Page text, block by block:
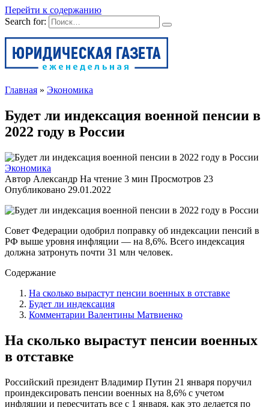
Перейти к содержанию
Search for:
Главная » Экономика
Будет ли индексация военной пенсии в
2022 году в России
Экономика
Автор Александр На чтение 3 мин Просмотров 23
Опубликовано 29.01.2022
Совет Федерации одобрил поправку об индексации пенсий в
РФ выше уровня инфляции — на 8,6%. Всего индексация
должна затронуть почти 31 млн человек.
Содержание
На сколько вырастут пенсии военных в отставке
Будет ли индексация
Комментарии Валентины Матвиенко
На сколько вырастут пенсии военных
в отставке
Российский президент Владимир Путин 21 января поручил
проиндексировать пенсии военных на 8,6% с учетом
инфляции и пересчитать все с 1 января, как это делается по